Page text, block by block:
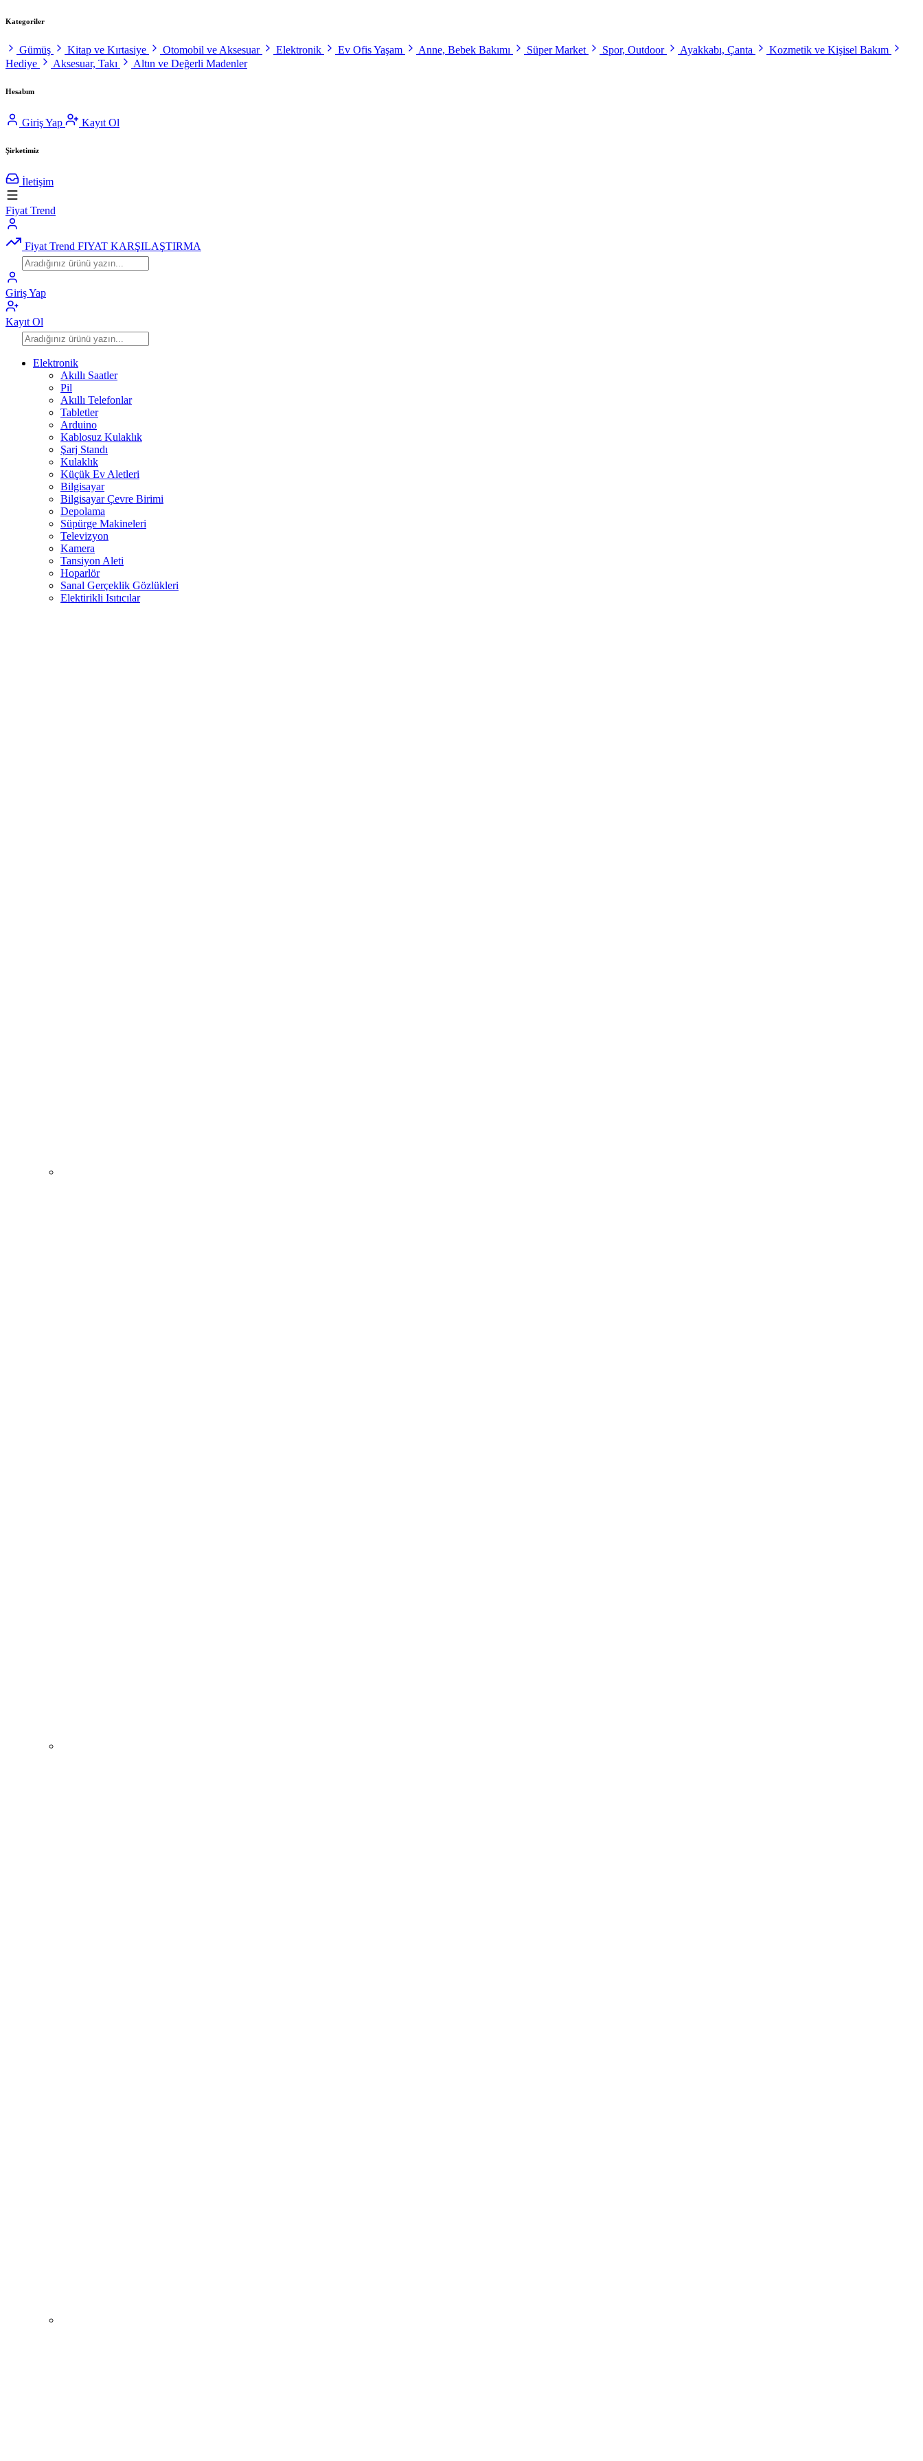
Kategoriler
Gümüş Kitap ve Kırtasiye Otomobil ve Aksesuar Elektronik Ev Ofis Yaşam Anne, Bebek Bakımı Süper Market Spor, Outdoor Ayakkabı, Çanta
Kozmetik ve Kişisel Bakım
Hediye
Aksesuar, Takı Altın ve Değerli Madenler
Hesabım
Giriş Yap Kayıt Ol
Şirketimiz
İletişim
Fiyat Trend
Fiyat Trend FIYAT KARŞILAŞTIRMA
Giriş Yap
Kayıt Ol
Elektronik
Akıllı Saatler
Pil
Akıllı Telefonlar
Tabletler
Arduino
Kablosuz Kulaklık
Şarj Standı
Kulaklık
Küçük Ev Aletleri
Bilgisayar
Bilgisayar Çevre Birimi
Depolama
Süpürge Makineleri
Televizyon
Kamera
Tansiyon Aleti
Hoparlör
Sanal Gerçeklik Gözlükleri
Elektirikli Isıtıcılar